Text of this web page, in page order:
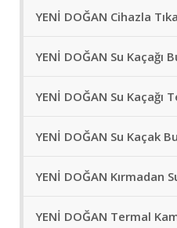
YENİ DOĞAN Cihazla
YENİ DOĞAN Su Kaçağı
YENİ DOĞAN Su Kaçağı
YENİ DOĞAN Su Kaçak
YENİ DOĞAN Kırmadan
YENİ DOĞAN Termal